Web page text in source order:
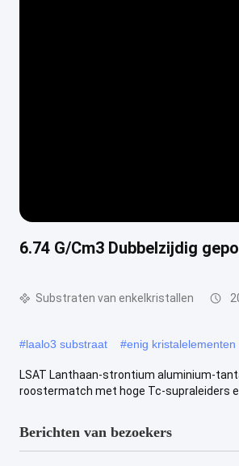
6.74 G/Cm3 Dubbelzijdig
Substraten van enkelkristallen
#laalo3 substraat #enig kristalelementen
LSAT Lanthaan-strontium aluminium-
roostermatch met hoge Tc-supraleiders
Berichten van bezoekers